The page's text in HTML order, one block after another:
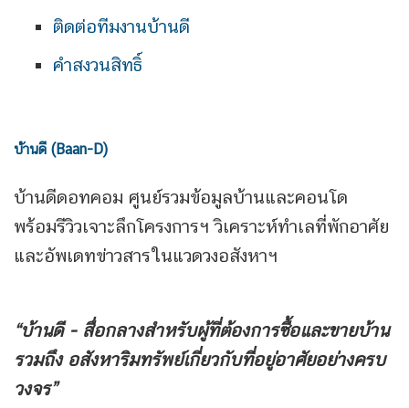
ติดต่อทีมงานบ้านดี
คำสงวนสิทธิ์
บ้านดี (Baan-D)
บ้านดีดอทคอม ศูนย์รวมข้อมูลบ้านและคอนโด
พร้อมรีวิวเจาะลึกโครงการฯ วิเคราะห์ทำเลที่พักอาศัย
และอัพเดทข่าวสารในแวดวงอสังหาฯ
“บ้านดี - สื่อกลางสำหรับผู้ที่ต้องการซื้อและขายบ้าน
รวมถึง อสังหาริมทรัพย์เกี่ยวกับที่อยู่อาศัยอย่างครบ
วงจร”